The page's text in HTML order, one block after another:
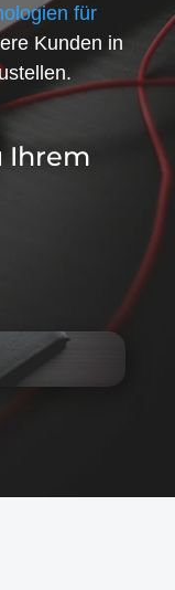
für
Kunden in
Ihrem